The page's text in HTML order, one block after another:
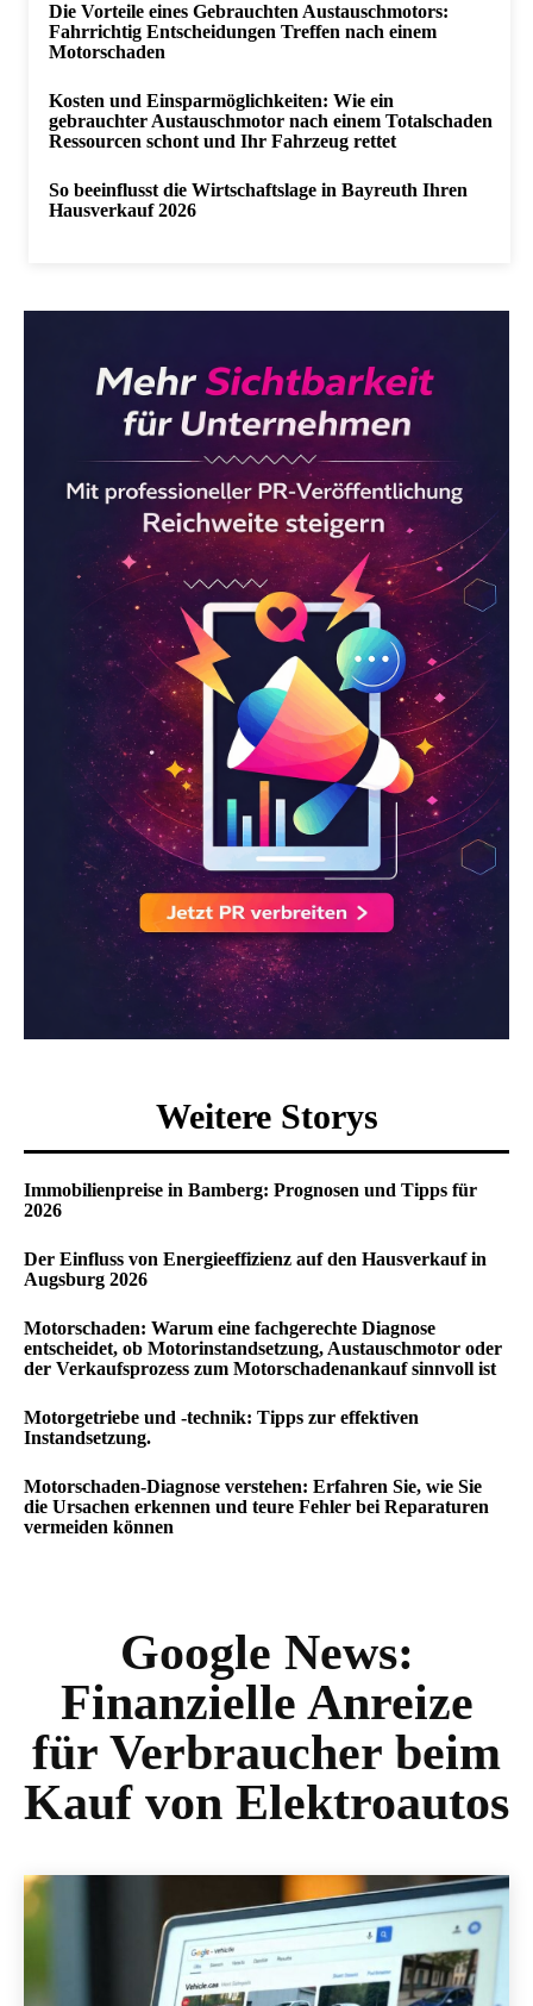
Die Vorteile eines Gebrauchten Austauschmotors:
Fahrrichtig Entscheidungen Treffen nach einem
Motorschaden
Kosten und Einsparmöglichkeiten: Wie ein
gebrauchter Austauschmotor nach einem Totalschaden
Ressourcen schont und Ihr Fahrzeug rettet
So beeinflusst die Wirtschaftslage in Bayreuth Ihren
Hausverkauf 2026
Weitere Storys
Immobilienpreise in Bamberg: Prognosen und Tipps für
2026
Der Einfluss von Energieeffizienz auf den Hausverkauf in
Augsburg 2026
Motorschaden: Warum eine fachgerechte Diagnose
entscheidet, ob Motorinstandsetzung, Austauschmotor oder
der Verkaufsprozess zum Motorschadenankauf sinnvoll ist
Motorgetriebe und -technik: Tipps zur effektiven
Instandsetzung.
Motorschaden-Diagnose verstehen: Erfahren Sie, wie Sie
die Ursachen erkennen und teure Fehler bei Reparaturen
vermeiden können
Google News:
Finanzielle Anreize
für Verbraucher beim
Kauf von Elektroautos